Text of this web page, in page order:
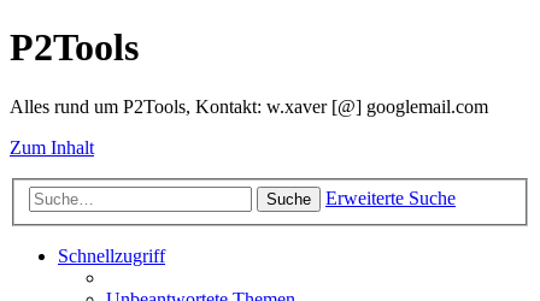
P2Tools
Alles rund um P2Tools, Kontakt: w.xaver [@] googlemail.com
Zum Inhalt
Suche Erweiterte Suche
Schnellzugriff